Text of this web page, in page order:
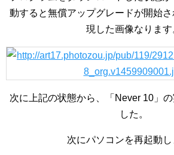
動すると無償アップグレードが開始
現した画像なります
次に上記の状態から、「Never 10」
した。
次にパソコンを再起動し